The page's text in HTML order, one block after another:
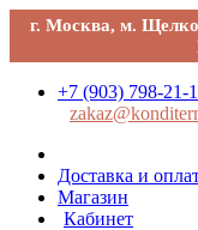
г. Москва, м.
+7 (903) 798-21-
Доставка и
Магазин
Кабинет